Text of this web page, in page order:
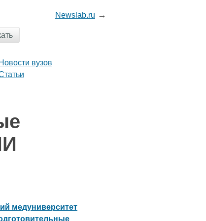
News lab.ru →
Новости вузов
медуниверситет